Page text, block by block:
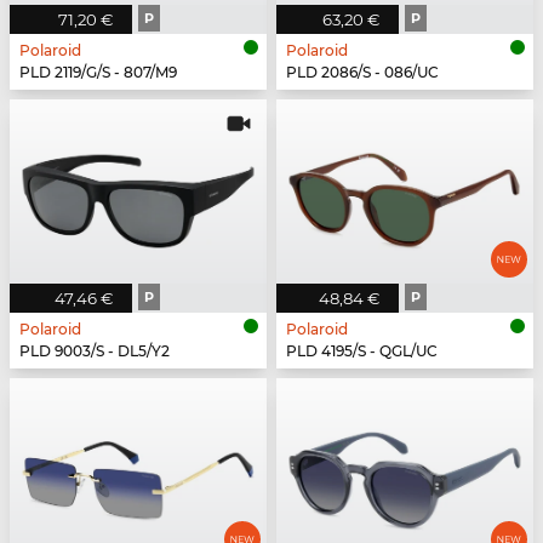
71,20 € P
Polaroid
PLD 2119/G/S - 807/M9
63,20 € P
Polaroid
PLD 2086/S - 086/UC
47,46 € P
Polaroid
PLD 9003/S - DL5/Y2
48,84 € P
Polaroid
PLD 4195/S - QGL/UC